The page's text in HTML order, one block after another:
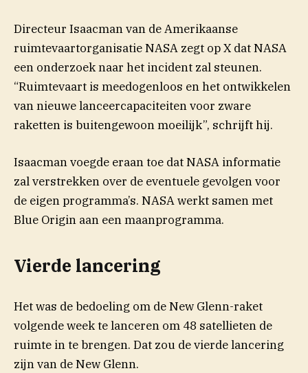
Directeur Isaacman van de Amerikaanse
ruimtevaartorganisatie NASA zegt op X dat NASA
een onderzoek naar het incident zal steunen.
“Ruimtevaart is meedogenloos en het ontwikkelen
van nieuwe lanceercapaciteiten voor zware
raketten is buitengewoon moeilijk”, schrijft hij.
Isaacman voegde eraan toe dat NASA informatie
zal verstrekken over de eventuele gevolgen voor
de eigen programma’s. NASA werkt samen met
Blue Origin aan een maanprogramma.
Vierde lancering
Het was de bedoeling om de New Glenn-raket
volgende week te lanceren om 48 satellieten de
ruimte in te brengen. Dat zou de vierde lancering
zijn van de New Glenn.